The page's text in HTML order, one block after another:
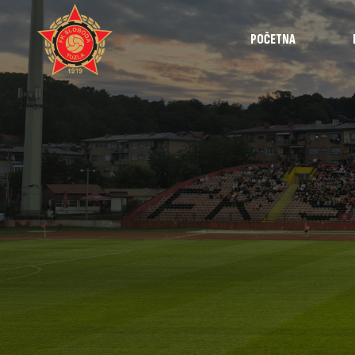
POČETNA
Utakmice
Intervjui
Highlights
Izvještaji